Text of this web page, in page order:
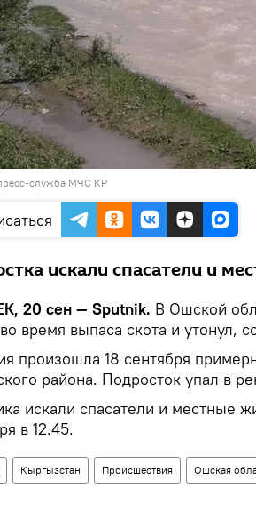
служба МЧС КР
искали спасатели и
20 сен — Sputnik. В Ошской
время выпаса скота и
произошла 18 сентября
района. Подросток упал в
искали спасатели и местные
в 12.45.
Кыргызстан Происшествия Ошская